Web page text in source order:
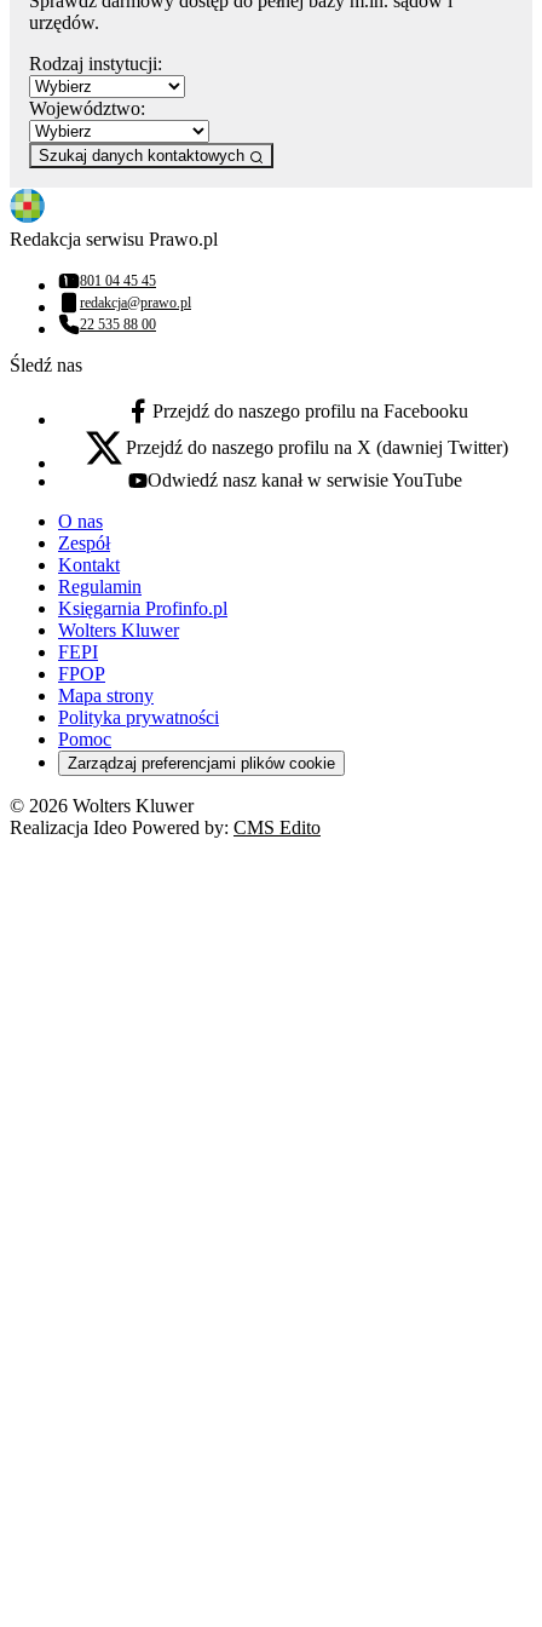
urzędów.
Rodzaj instytucji:
Województwo:
Szukaj danych kontaktowych
Redakcja serwisu Prawo.pl
Numer telefonu:
801 04 45 45
Adres email:
redakcja@prawo.pl
Numer telefonu:
22 535 88 00
Śledź nas
facebook - otwiera się w nowej karcie
Przejdź do naszego profilu na Facebooku
x - otwiera się w nowej karcie
Przejdź do naszego profilu na X (dawniej Twitter)
youtube - otwiera się w nowej karcie
Odwiedź nasz kanał w serwisie YouTube
O nas
Zespół
Kontakt
Regulamin
Księgarnia Profinfo.pl
Wolters Kluwer
FEPI
FPOP
Mapa strony
Polityka prywatności
Pomoc
Zarządzaj preferencjami plików cookie
© 2026 Wolters Kluwer
Realizacja Ideo Powered by: CMS Edito